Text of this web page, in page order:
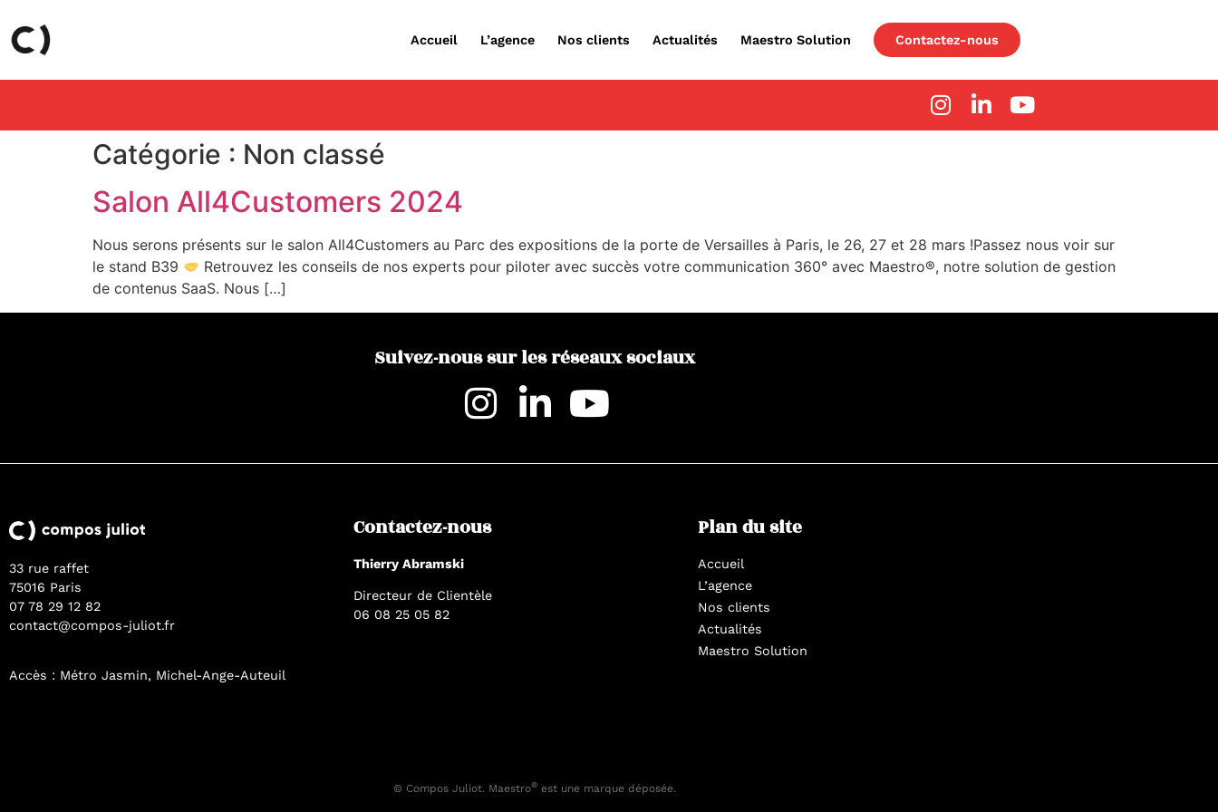
Accueil L’agence Nos clients Actualités Maestro Solution Contactez-nous
Catégorie : Non classé
Salon All4Customers 2024
Nous serons présents sur le salon All4Customers au Parc des expositions de la porte de Versailles à Paris, le 26, 27 et 28 mars !Passez nous voir sur
le stand B39
Retrouvez les conseils de nos experts pour piloter avec succès votre communication 360° avec Maestro®, notre solution de gestion
de contenus SaaS. Nous […]
Suivez-nous sur les réseaux sociaux
33 rue raffet
75016 Paris
07 78 29 12 82
contact@compos-juliot.fr
Accès : Métro Jasmin, Michel-Ange-Auteuil
Contactez-nous
Thierry Abramski
Directeur de Clientèle
06 08 25 05 82
Plan du site
Accueil
L’agence
Nos clients
Actualités
Maestro Solution
© Compos Juliot. Maestro® est une marque déposée.